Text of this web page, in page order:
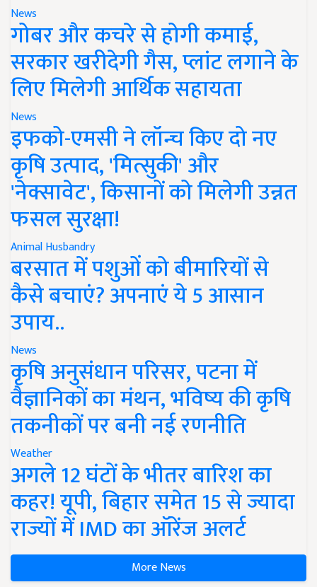
News
गोबर और कचरे से होगी कमाई,
सरकार खरीदेगी गैस, प्लांट लगाने के
लिए मिलेगी आर्थिक सहायता
News
इफको-एमसी ने लॉन्च किए दो नए
कृषि उत्पाद, 'मित्सुकी' और
'नेक्सावेट', किसानों को मिलेगी उन्नत
फसल सुरक्षा!
Animal Husbandry
बरसात में पशुओं को बीमारियों से
कैसे बचाएं? अपनाएं ये 5 आसान
उपाय..
News
कृषि अनुसंधान परिसर, पटना में
वैज्ञानिकों का मंथन, भविष्य की कृषि
तकनीकों पर बनी नई रणनीति
Weather
अगले 12 घंटों के भीतर बारिश का
कहर! यूपी, बिहार समेत 15 से ज्यादा
राज्यों में IMD का ऑरेंज अलर्ट
More News